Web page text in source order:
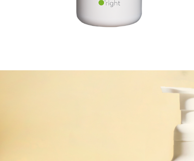
まとまらない フケ・か